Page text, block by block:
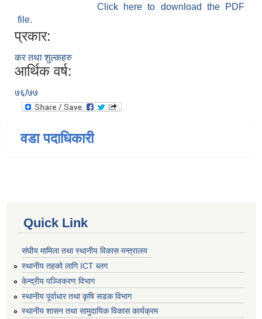
Click here to download the PDF
file.
प्रकार:
कर तथा शुल्कहरु
आर्थिक वर्ष:
७६/७७
वडा पदाधिकारी
Quick Link
संघीय मामिला तथा स्थानीय विकास मन्त्रालय
स्थानीय तहको लागि ICT ब्लग
केन्द्रीय पञ्जिकरण विभाग
स्थानीय पूर्वाधार तथा कृषि सडक विभाग
स्थानीय शासन तथा सामुदायिक विकास कार्यक्रम